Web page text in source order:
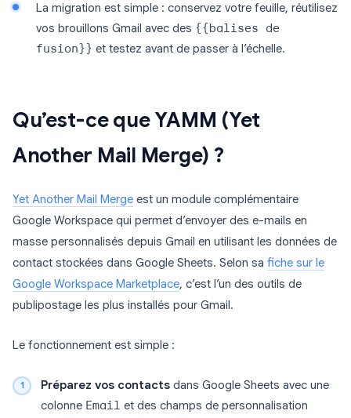
La migration est simple : conservez votre feuille, réutilisez
vos brouillons Gmail avec des {{balises de
fusion}} et testez avant de passer à l’échelle.
Qu’est-ce que YAMM (Yet
Another Mail Merge) ?
Yet Another Mail Merge est un module complémentaire
Google Workspace qui permet d’envoyer des e-mails en
masse personnalisés depuis Gmail en utilisant les données de
contact stockées dans Google Sheets. Selon sa fiche sur le
Google Workspace Marketplace, c’est l’un des outils de
publipostage les plus installés pour Gmail.
Le fonctionnement est simple :
Préparez vos contacts dans Google Sheets avec une
colonne Email et des champs de personnalisation